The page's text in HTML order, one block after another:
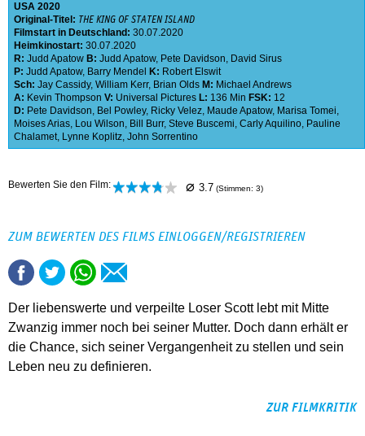
USA 2020
Original-Titel: THE KING OF STATEN ISLAND
Filmstart in Deutschland: 30.07.2020
Heimkinostart: 30.07.2020
R: Judd Apatow B: Judd Apatow, Pete Davidson, David Sirus
P: Judd Apatow, Barry Mendel K: Robert Elswit
Sch: Jay Cassidy, William Kerr, Brian Olds M: Michael Andrews
A: Kevin Thompson V: Universal Pictures L: 136 Min FSK: 12
D: Pete Davidson, Bel Powley, Ricky Velez, Maude Apatow, Marisa Tomei,
Moises Arias, Lou Wilson, Bill Burr, Steve Buscemi, Carly Aquilino, Pauline
Chalamet, Lynne Koplitz, John Sorrentino
Bewerten Sie den Film: ⌀ 3.7 (Stimmen: 3)
ZUM BEWERTEN DES FILMS EINLOGGEN/REGISTRIEREN
Der liebenswerte und verpeilte Loser Scott lebt mit Mitte
Zwanzig immer noch bei seiner Mutter. Doch dann erhält er
die Chance, sich seiner Vergangenheit zu stellen und sein
Leben neu zu definieren.
ZUR FILMKRITIK